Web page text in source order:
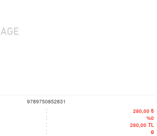
9789750852831
: 280,00 ₺
: %0
: 280,00 TL
: 0